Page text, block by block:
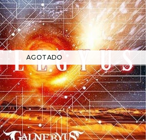
AGOTADO